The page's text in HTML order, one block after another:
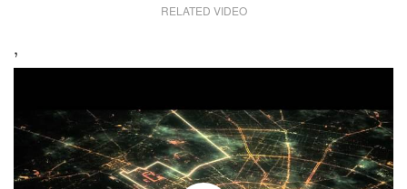
RELATED VIDEO
,